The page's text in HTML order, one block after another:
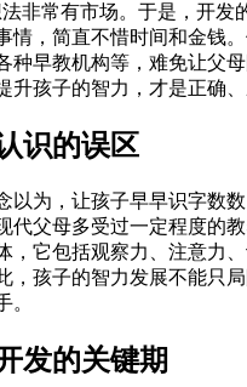
非常有市场。于是，开发
情，简直不惜时间和金钱
种早教机构等，难免让父
升孩子的智力，才是正确
识的误区
以为，让孩子早早识字数
代父母多受过一定程度的
，它包括观察力、注意力
，孩子的智力发展不能只
。
发的关键期